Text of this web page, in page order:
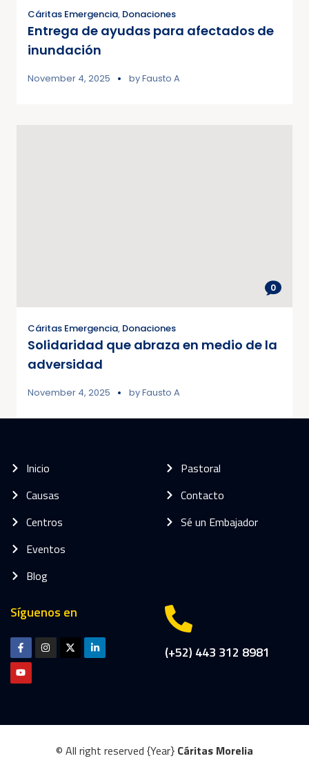
Cáritas Emergencia, Donaciones
Entrega de ayudas para afectados de
inundación
November 4, 2025 byFausto A
0
Cáritas Emergencia, Donaciones
Solidaridad que abraza en medio de la
adversidad
November 4, 2025 byFausto A
Inicio
Causas
Centros
Eventos
Blog
Pastoral
Contacto
Sé un Embajador
Síguenos en
(+52) 443 312 8981
© All right reserved {Year} Cáritas Morelia